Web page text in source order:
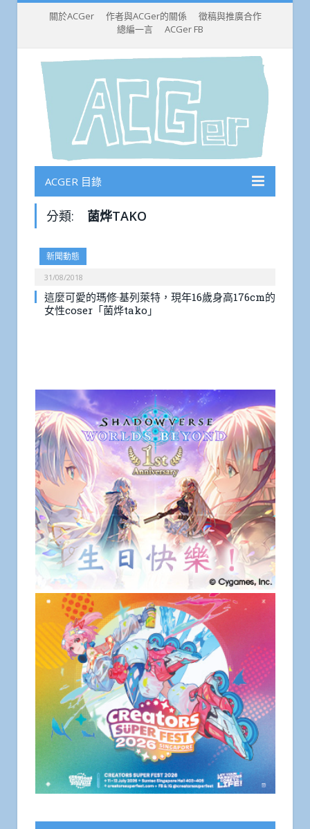
關於ACGer 作者與ACGer的關係
徵稿與推廣合作
總編一言
ACGer FB
ACGER 目錄
分類: 菌烨TAKO
新聞動態
31/08/2018
這麼可愛的瑪修·基列萊特，現年16歲身高176cm的
女性coser「菌烨tako」